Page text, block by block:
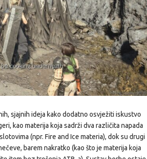
sjajnih ideja kako dodatno osvježiti iskustvo
kao materija koja sadrži dva različita napada
(npr. Fire and Ice materia), dok su drugi
barem nakratko (kao što je materija koja